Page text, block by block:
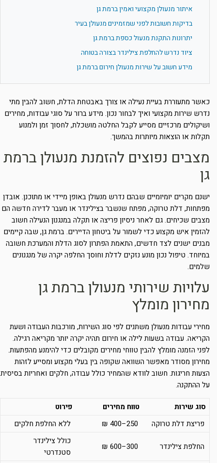
איתור מנעולן מקצועי ואמין ברמת גן
בדיקות חשובות לפני שמזמינים מנעולן בעיר
יתרונות התקנת מנעול כספת ברמת גן
ציוד נדרש להחלפת צילינדר בצורה בטוחה
מידע חשוב על שירות מנעולן חירום ברמת גן
כאשר מתעוררת בעיית נעילה או צורך באבטחת הדלת, חשוב להבין מתי
נדרש שירות מקצועי ואיך לבחור נכון. מידע ברור על סוגי עבודות, מחירים
ושיקולים מרכזיים מסייע לקבל החלטה מושכלת, לחסוך זמן ולמנוע
תקלות או הוצאות מיותרות בהמשך.
מצבים נפוצים להזמנת מנעולן ברמת
גן
ישנם מקרים יומיומיים שבהם נדרש מנעולן באופן מיידי או מתוכנן. אובדן
מפתחות, דלת טרוקה, מפתח שנשבר בצילינדר או מעבר לדירה חדשה הם
מצבים שכיחים. גם לאחר ניסיון פריצה או תקלה במנגנון הנעילה חשוב
להזמין איש מקצוע כדי לשמור על ביטחון הדיירים. ברמת גן, שבה קיימים
מבנים ישנים לצד חדשים, התאמת הפתרון לסוג הדלת והמערכת חשובה
במיוחד. טיפול נכון מונע נזקים לדלת וחוסך החלפה יקרה של מנגנונים
שלמים.
עלויות שירותי מנעולן ברמת גן
מחירון מומלץ
מחירי עבודות מנעולן משתנים לפי סוג השירות, מורכבות העבודה ושעת
הקריאה. עבודה בשעות לילה או חירום תהיה יקרה יותר מקריאה רגילה.
לפני הזמנה מומלץ להבין טווחי מחירים מקובלים כדי להימנע מהפתעות.
מחירון מסודר מאפשר השוואה שקופה בין בעלי מקצוע ומסייע לזהות
הצעות חריגות. חשוב לוודא שהמחיר כולל עבודה, חלקים ואחריות בסיסית
על ההתקנה.
סוג שירות טווח מחירים
פירוט
פריצת דלת טרוקה
250–400 ₪ ללא החלפת חלקים
החלפת צילינדר 300–600 ₪
כולל צילינדר
סטנדרטי